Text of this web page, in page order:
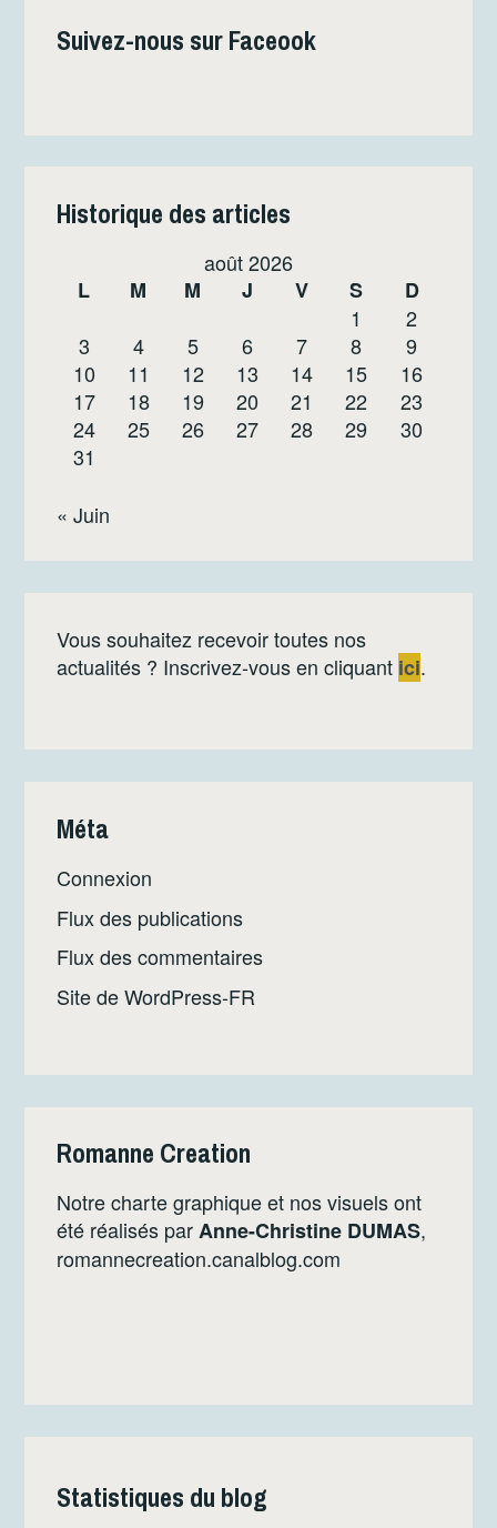
Suivez-nous sur Faceook
Historique des articles
août 2026
L
M M J V S
D
1
2
3
4 5 6 7 8
9
10
11 12 13 14 15
16
17
18 19 20 21 22
23
24
25 26 27 28 29
30
31
« Juin
Vous souhaitez recevoir toutes nos
actualités ? Inscrivez-vous en cliquant ici.
Méta
Connexion
Flux des publications
Flux des commentaires
Site de WordPress-FR
Romanne Creation
Notre charte graphique et nos visuels ont
été réalisés parAnne-Christine DUMAS,
romannecreation.canalblog.com
Statistiques du blog